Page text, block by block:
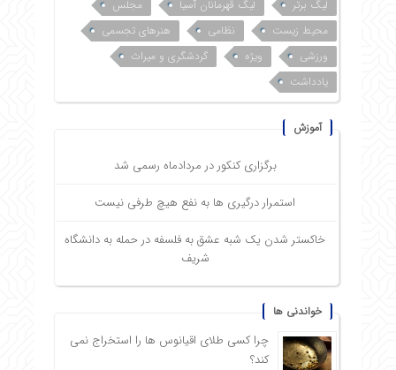
لیگ برتر
لیگ قهرمانان آسیا
مجلس
محیط زیست
نظامی
هنرهای تجسمی
ورزشی
ویژه
گردشگری و میراث
یادداشت
آموزش
برگزاری کنکور در مردادماه رسمی شد
استمرار درگیری ها به نفع هیچ طرفی نیست
خاکستر شدن یک شبه عشق به فلسفه در حمله به دانشگاه
شریف
خواندنی ها
چرا کسی طلای اقیانوس ها را استخراج نمی
کند؟